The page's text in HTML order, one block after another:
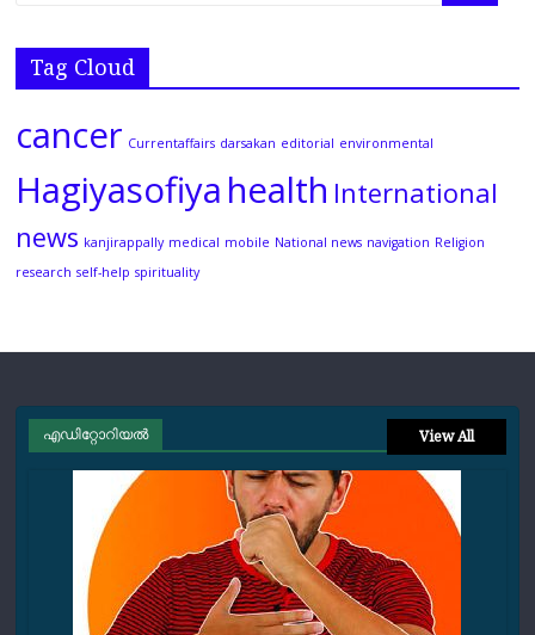
Tag Cloud
cancer Currentaffairs darsakan editorial environmental
Hagiyasofiya health International
news kanjirappally medical mobile National news navigation Religion
research self-help spirituality
എഡിറ്റോറിയല്‍ View All